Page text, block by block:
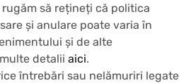
rugăm să rețineți că politica
și anulare poate varia în
și de alte
detalii aici.
întrebări sau nelămuriri legate